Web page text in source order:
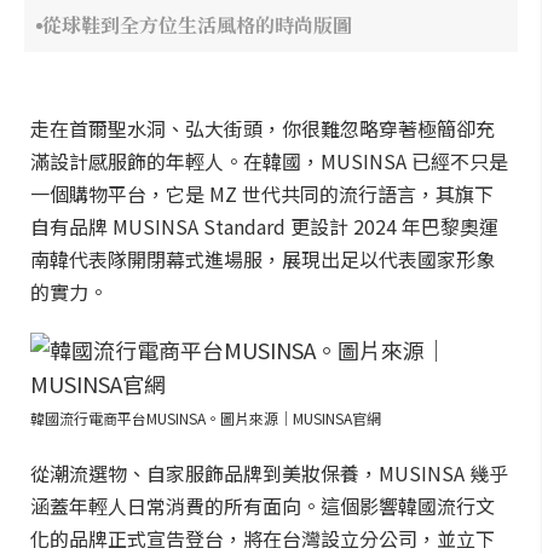
從球鞋到全方位生活風格的時尚版圖
走在首爾聖水洞、弘大街頭，你很難忽略穿著極簡卻充
滿設計感服飾的年輕人。在韓國，MUSINSA 已經不只是
一個購物平台，它是 MZ 世代共同的流行語言，其旗下
自有品牌 MUSINSA Standard 更設計 2024 年巴黎奧運
南韓代表隊開閉幕式進場服，展現出足以代表國家形象
的實力。
韓國流行電商平台MUSINSA。圖片來源｜MUSINSA官網
從潮流選物、自家服飾品牌到美妝保養，MUSINSA 幾乎
涵蓋年輕人日常消費的所有面向。這個影響韓國流行文
化的品牌正式宣告登台，將在台灣設立分公司，並立下